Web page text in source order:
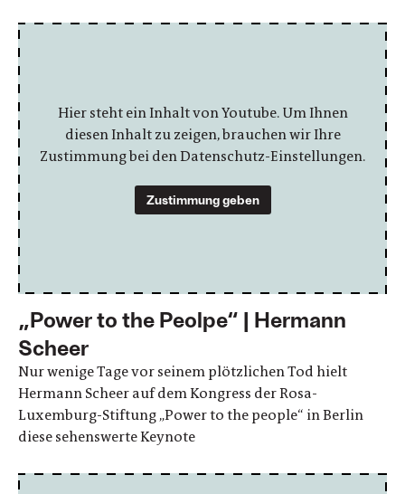
Hier steht ein Inhalt von Youtube. Um Ihnen
diesen Inhalt zu zeigen, brauchen wir Ihre
Zustimmung bei den Datenschutz-Einstellungen.
Zustimmung geben
„Power to the Peolpe“ | Hermann
Scheer
Nur wenige Tage vor seinem plötzlichen Tod hielt
Hermann Scheer auf dem Kongress der Rosa-
Luxemburg-Stiftung „Power to the people“ in Berlin
diese sehenswerte Keynote